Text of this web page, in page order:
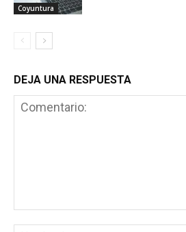
Coyuntura
DEJA UNA RESPUESTA